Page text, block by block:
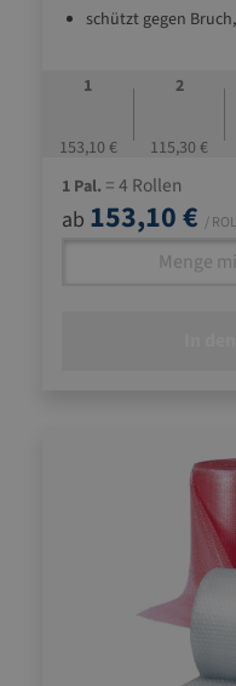
schützt gegen
leicht
1
153,10 €
2
115,30 €
1 Pal. = 4 Rollen
ab 153,10 € /